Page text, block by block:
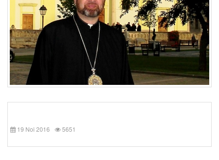
19 Noi 2016 5651